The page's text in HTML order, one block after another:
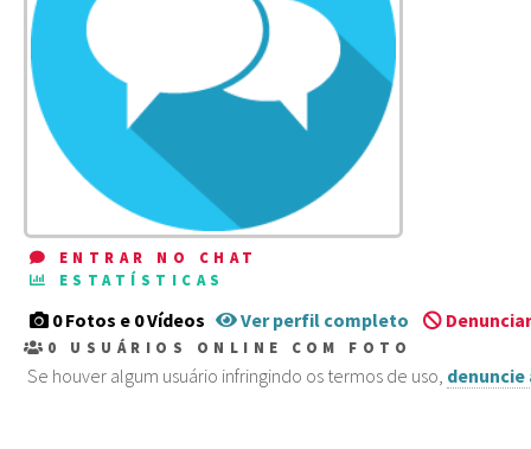
ENTRAR NO CHAT
ESTATÍSTICAS
0 Fotos e 0 Vídeos Ver perfil completo
0 USUÁRIOS ONLINE COM FOTO
Se houver algum usuário infringindo os termos de uso, denuncie